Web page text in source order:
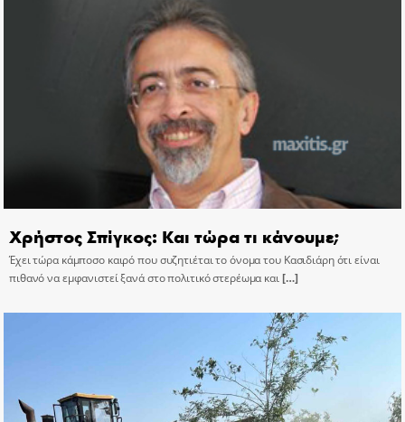
Χρήστος Σπίγκος: Και τώρα τι κάνουμε;
Έχει τώρα κάμποσο καιρό που συζητιέται το όνομα του Κασιδιάρη ότι είναι
πιθανό να εμφανιστεί ξανά στο πολιτικό στερέωμα και[…]